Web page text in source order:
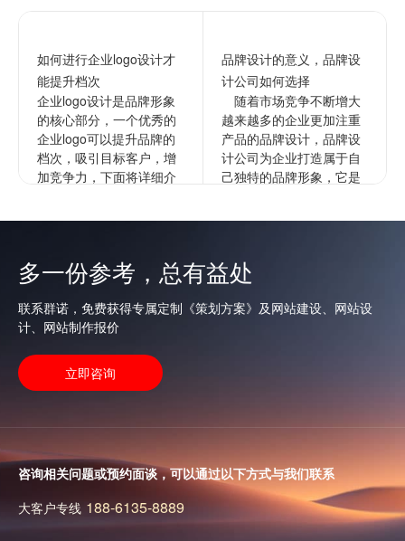
如何进行企业logo设计才
能提升档次
企业logo设计是品牌形象
的核心部分，一个优秀的
企业logo可以提升品牌的
档次，吸引目标客户，增
加竞争力，下面将详细介
品牌设计的意义，品牌设
计公司如何选择
随着市场竞争不断增大
越来越多的企业更加注重
产品的品牌设计，品牌设
计公司为企业打造属于自
己独特的品牌形象，它是
查看更多
多一份参考，总有益处
联系群诺，免费获得专属定制《策划方案》及网站建设、网站设
计、网站制作报价
立即咨询
咨询相关问题或预约面谈，可以通过以下方式与我们联系
大客户专线 188-6135-8889